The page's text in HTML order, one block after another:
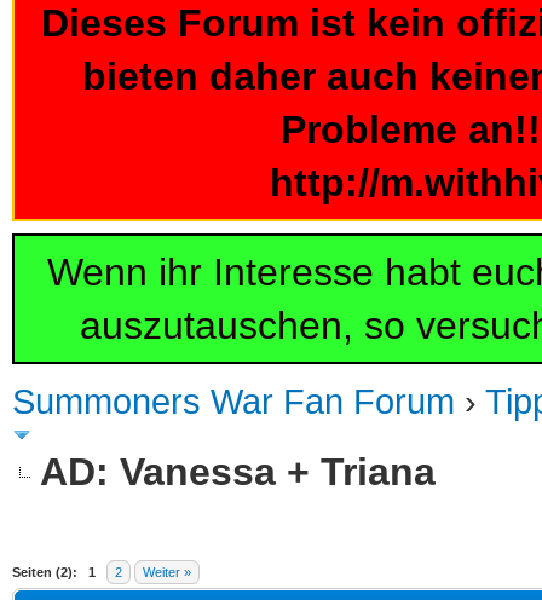
Dieses Forum ist kein
bieten daher auch
Probleme
http://
Wenn ihr Interesse habt
auszutauschen, so
Summoners War Fan Forum ›
AD: Vanessa + Triana
Seiten (2): 1 2 Weiter »
Durchschnitt